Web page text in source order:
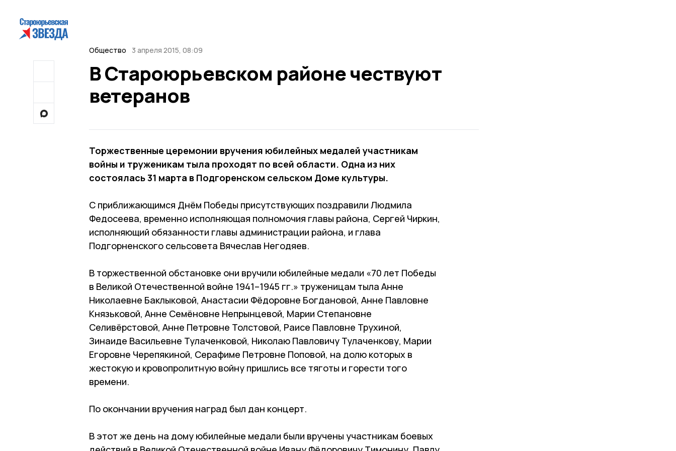
Общество 3 апреля 2015, 08:09
В Староюрьевском районе чествуют
ветеранов
Торжественные церемонии вручения юбилейных медалей участникам
войны и труженикам тыла проходят по всей области. Одна из них
состоялась 31 марта в Подгоренском сельском Доме культуры.
С приближающимся Днём Победы присутствующих поздравили Людмила
Федосеева, временно исполняющая полномочия главы района, Сергей Чиркин,
исполняющий обязанности главы администрации района, и глава
Подгорненского сельсовета Вячеслав Негодяев.
В торжественной обстановке они вручили юбилейные медали «70 лет Победы
в Великой Отечественной войне 1941–1945 гг.» труженицам тыла Анне
Николаевне Баклыковой, Анастасии Фёдоровне Богдановой, Анне Павловне
Князьковой, Анне Семёновне Непрынцевой, Марии Степановне
Селивёрстовой, Анне Петровне Толстовой, Раисе Павловне Трухиной,
Зинаиде Васильевне Тулаченковой, Николаю Павловичу Тулаченкову, Марии
Егоровне Черепякиной, Серафиме Петровне Поповой, на долю которых в
жестокую и кровопролитную войну пришлись все тяготы и горести того
времени.
По окончании вручения наград был дан концерт.
В этот же день на дому юбилейные медали были вручены участникам боевых